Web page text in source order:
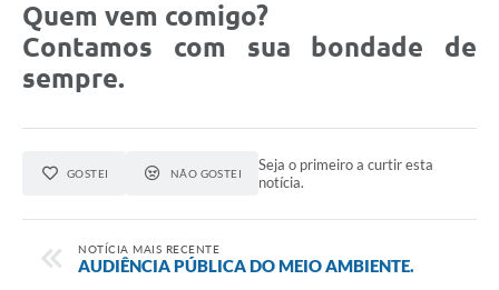
Quem vem comigo?
Contamos com sua bondade de
sempre.
GOSTEI NÃO GOSTEI
Seja o primeiro a curtir esta
notícia.
NOTÍCIA MAIS RECENTE
AUDIÊNCIA PÚBLICA DO MEIO AMBIENTE.